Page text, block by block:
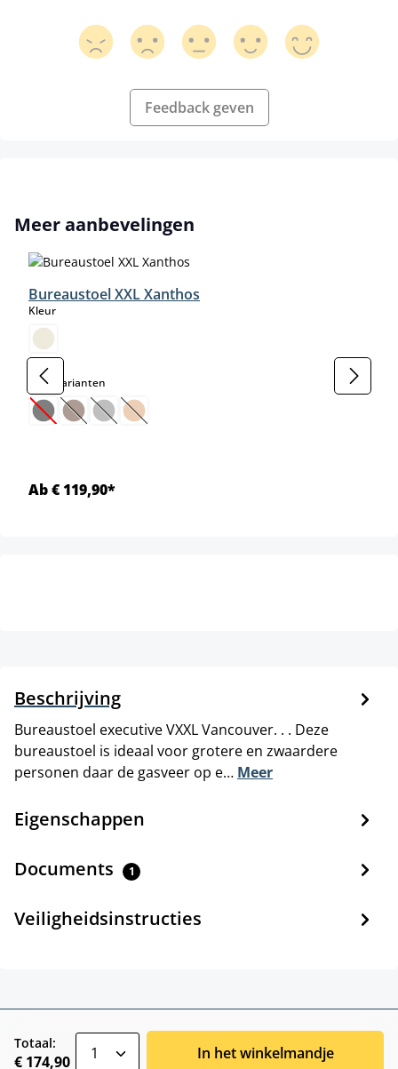
Feedback geven
Productgalerij overslaan
Meer aanbevelingen
Bureaustoel XXL Xanthos
Kleurselect
Kleurvarianten
(Deze optie is momenteel niet beschikbaar.)
(Deze optie is momenteel niet beschikbaar.)
(Deze optie is momenteel niet beschikbaar.)
(Deze optie is momenteel niet beschikbaar.)
Ab € 119,90*
Beschrijving
Bureaustoel executive VXXL Vancouver. . . Deze
bureaustoel is ideaal voor grotere en zwaardere
personen daar de gasveer op e… Meer
Eigenschappen
Documents 1
Veiligheidsinstructies
Totaal:
€ 174,90 In het winkelmandje